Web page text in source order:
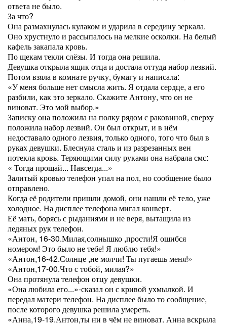
ответа не было.
За что?
Она размахнулась кулаком и ударила в середину зеркала.
Оно хрустнуло и рассыпалось на мелкие осколки. На белый
кафель закапала кровь.
По щекам текли слёзы. И тогда она решила.
Девушка открыла ящик отца и достала оттуда набор лезвий.
Потом взяла в комнате ручку, бумагу и написала:
«У меня больше нет смысла жить. Я отдала сердце, а его
разбили, как это зеркало. Скажите Антону, что он не
виноват. Это мой выбор.»
Записку она положила на полку рядом с раковиной, сверху
положила набор лезвий. Он был открыт, и в нём
недоставало одного лезвия, только одного, того что был в
руках девушки. Блеснула сталь и из разрезанных вен
потекла кровь. Теряющими силу руками она набрала смс:
« Тогда прощай... Навсегда...»
Залитый кровью телефон упал на пол, но сообщение было
отправлено.
Когда её родители пришли домой, они нашли её тело, уже
холодное. На дисплее телефона мигал конверт.
Её мать, борясь с рыданиями и не веря, вытащила из
ледяных рук телефон.
«Антон, 16-30.Милая,солнышко ,прости!Я ошибся
номером! Это было не тебе! Я люблю тебя!»
«Антон,16-42.Солнце ,не молчи! Ты пугаешь меня!»
«Антон,17-00.Что с тобой, милая?»
Она протянула телефон отцу девушки.
«Она любила его...»-сказал он с кривой ухмылкой. И
передал матери телефон. На дисплее было то сообщение,
после которого девушка решила умереть.
«Анна,19-19.Антон,ты ни в чём не виноват. Анна вскрыла